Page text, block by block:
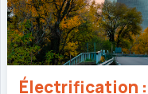
Électrification :